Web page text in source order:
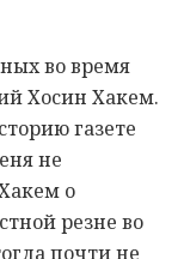
во время
Хосин Хакем.
газете
не
о
резне во
почти не